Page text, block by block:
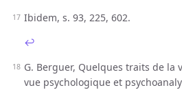
Ibidem, s. 93, 225, 602.
↩︎
G. Berguer, Quelques traits de la
vue psychologique et